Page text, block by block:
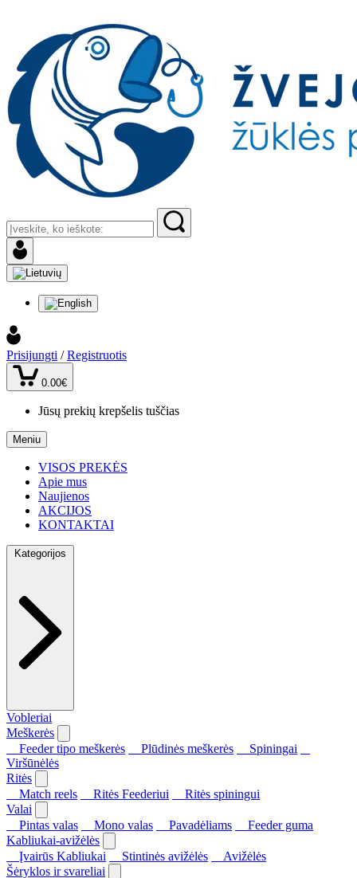
Prisijungti / Registruotis
0.00€
Jūsų prekių krepšelis tuščias
Meniu
VISOS PREKĖS
Apie mus
Naujienos
AKCIJOS
KONTAKTAI
Kategorijos
Vobleriai
Meškerės
Feeder tipo meškerės
Plūdinės meškerės
Spiningai
Viršūnėlės
Ritės
Match reels
Ritės Feederiui
Ritės spiningui
Valai
Pintas valas
Mono valas Pavadėliams
Feeder guma
Kabliukai-avižėlės
Įvairūs Kabliukai
Stintinės avižėlės
Avižėlės
Šėryklos ir svareliai